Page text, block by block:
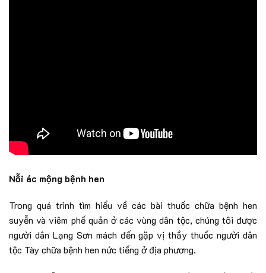
Nỗi ác mộng bệnh hen
Trong quá trình tìm hiểu về các bài thuốc chữa bệnh hen
suyễn và viêm phế quản ở các vùng dân tộc, chúng tôi được
người dân Lạng Sơn mách đến gặp vị thầy thuốc người dân
tộc Tày chữa bệnh hen nức tiếng ở địa phương.